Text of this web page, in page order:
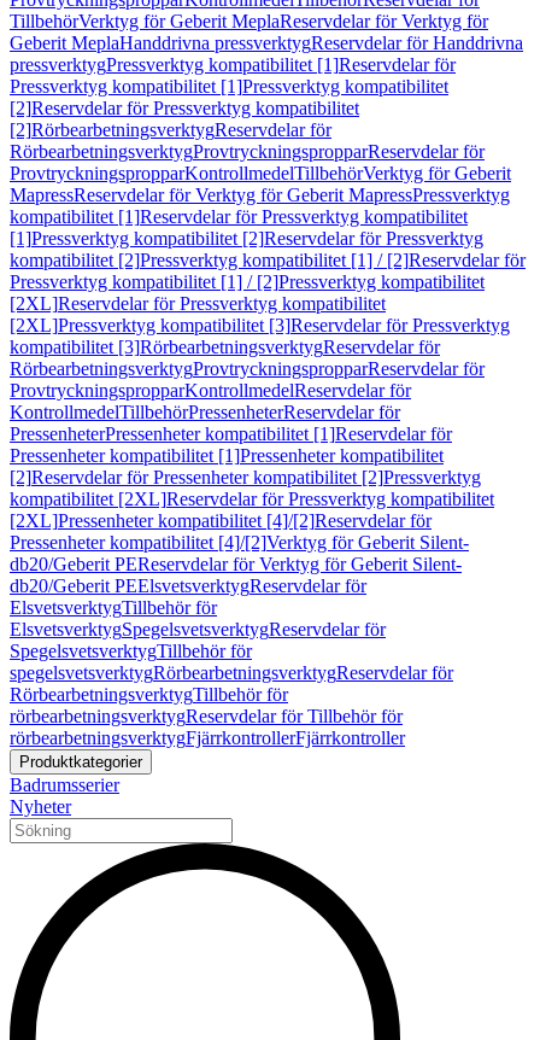
TillbehörVerktyg för Geberit MeplaReservdelar för Verktyg för
Geberit MeplaHanddrivna pressverktygReservdelar för Handdrivna
pressverktygPressverktyg kompatibilitet [1]Reservdelar för
Pressverktyg kompatibilitet [1]Pressverktyg kompatibilitet
[2]Reservdelar för Pressverktyg kompatibilitet
[2]RörbearbetningsverktygReservdelar för
RörbearbetningsverktygProvtryckningspropparReservdelar för
ProvtryckningspropparKontrollmedelTillbehörVerktyg för Geberit
MapressReservdelar för Verktyg för Geberit MapressPressverktyg
kompatibilitet [1]Reservdelar för Pressverktyg kompatibilitet
[1]Pressverktyg kompatibilitet [2]Reservdelar för Pressverktyg
kompatibilitet [2]Pressverktyg kompatibilitet [1] / [2]Reservdelar för
Pressverktyg kompatibilitet [1] / [2]Pressverktyg kompatibilitet
[2XL]Reservdelar för Pressverktyg kompatibilitet
[2XL]Pressverktyg kompatibilitet [3]Reservdelar för Pressverktyg
kompatibilitet [3]RörbearbetningsverktygReservdelar för
RörbearbetningsverktygProvtryckningspropparReservdelar för
ProvtryckningspropparKontrollmedelReservdelar för
KontrollmedelTillbehörPressenheterReservdelar för
PressenheterPressenheter kompatibilitet [1]Reservdelar för
Pressenheter kompatibilitet [1]Pressenheter kompatibilitet
[2]Reservdelar för Pressenheter kompatibilitet [2]Pressverktyg
kompatibilitet [2XL]Reservdelar för Pressverktyg kompatibilitet
[2XL]Pressenheter kompatibilitet [4]/[2]Reservdelar för
Pressenheter kompatibilitet [4]/[2]Verktyg för Geberit Silent-
db20/Geberit PEReservdelar för Verktyg för Geberit Silent-
db20/Geberit PEElsvetsverktygReservdelar för
ElsvetsverktygTillbehör för
ElsvetsverktygSpegelsvetsverktygReservdelar för
SpegelsvetsverktygTillbehör för
spegelsvetsverktygRörbearbetningsverktygReservdelar för
RörbearbetningsverktygTillbehör för
rörbearbetningsverktygReservdelar för Tillbehör för
rörbearbetningsverktygFjärrkontrollerFjärrkontroller
Produktkategorier
Badrumsserier
Nyheter